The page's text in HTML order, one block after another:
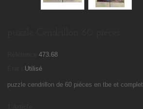
473.68
Utilisé
puzzle cendrillon de 60 piéces en tbe et complet